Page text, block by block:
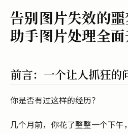
告别图片失效的
助手图片处理全
前言：一个让人抓狂的
你是否有过这样的经历？
几个月前，你花了整整一个下